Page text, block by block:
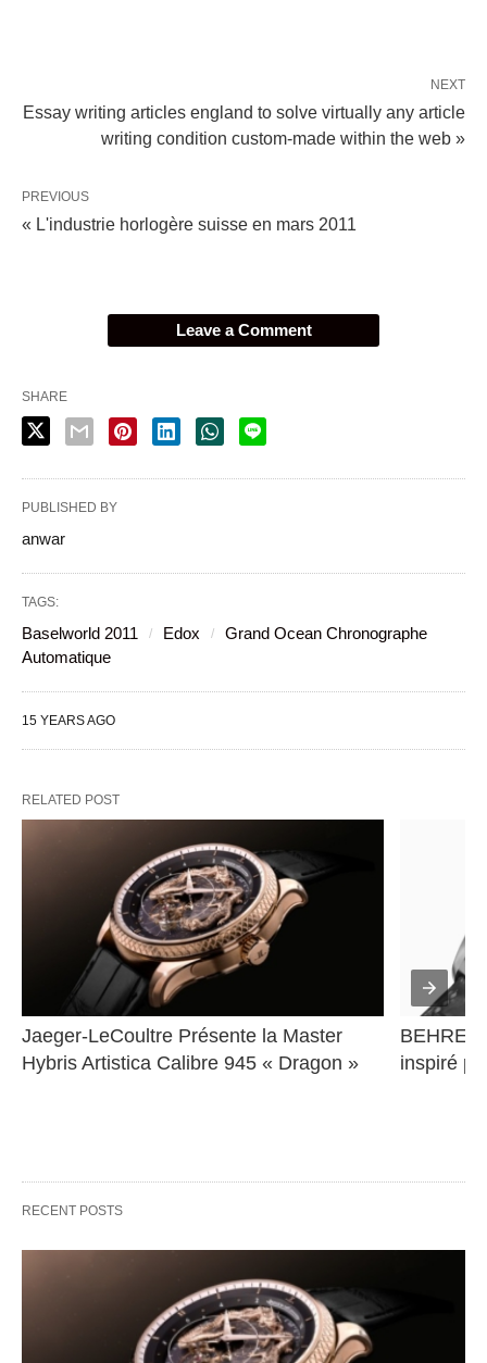
NEXT
Essay writing articles england to solve virtually any article
writing condition custom-made within the web »
PREVIOUS
« L'industrie horlogère suisse en mars 2011
Leave a Comment
SHARE
PUBLISHED BY
anwar
TAGS:
Baselworld 2011 Edox
Grand Ocean Chronographe
Automatique
15 YEARS AGO
RELATED POST
Jaeger-LeCoultre Présente la Master
Hybris Artistica Calibre 945 « Dragon »
inspiré
RECENT POSTS